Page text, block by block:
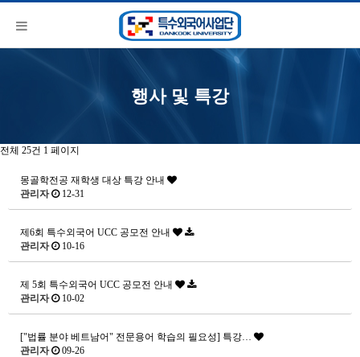
행사 및 특강
전체 25건 1 페이지
몽골학전공 재학생 대상 특강 안내
관리자
12-31
제6회 특수외국어 UCC 공모전 안내
관리자
10-16
제 5회 특수외국어 UCC 공모전 안내
관리자
10-02
["법률 분야 베트남어" 전문용어 학습의 필요성] 특강…
관리자
09-26